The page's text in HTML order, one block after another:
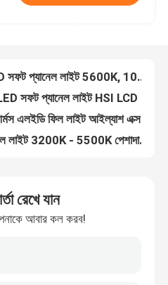
রিমোট DMX কন্ট্রোল LED সফট প্যানেল লাইট 5600K, 100W ফটোগ্রাফি প্যানেল লাইট
48W 4800lm ডাবল আর্মস এলইডি ফিল লাইট আইল্যাশ এক্সটেনশন প্রফেশনাল ট্রাইপড স্ট্যান্ড
সিসিটি এলইডি সফট প্যানেল লাইট 3200K - 5500K পেশাদার ফটোগ্রাফি লাইটিং ইকুইপমেন্ট
রেখে যান
আবার কল করব!